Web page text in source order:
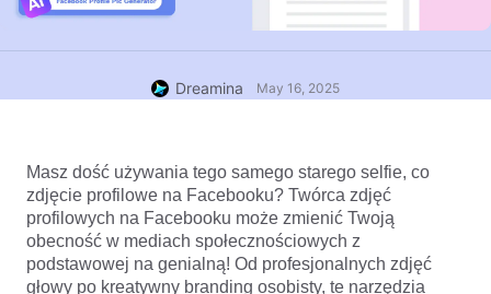
Dreamina May 16, 2025
Masz dość używania tego samego starego selfie, co
zdjęcie profilowe na Facebooku? Twórca zdjęć
profilowych na Facebooku może zmienić Twoją
obecność w mediach społecznościowych z
podstawowej na genialną! Od profesjonalnych zdjęć
głowy po kreatywny branding osobisty, te narzędzia